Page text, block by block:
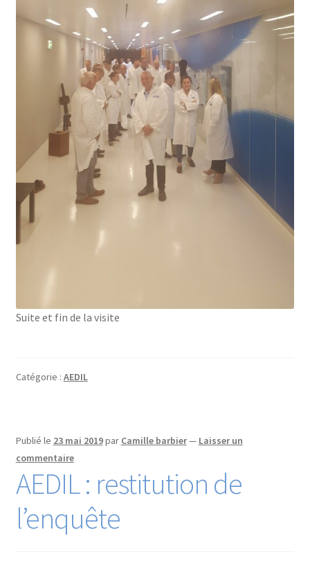
Suite et fin de la visite
Catégorie : AEDIL
Publié le 23 mai 2019par Camille barbier— Laisser un
commentaire
AEDIL : restitution de
l’enquête